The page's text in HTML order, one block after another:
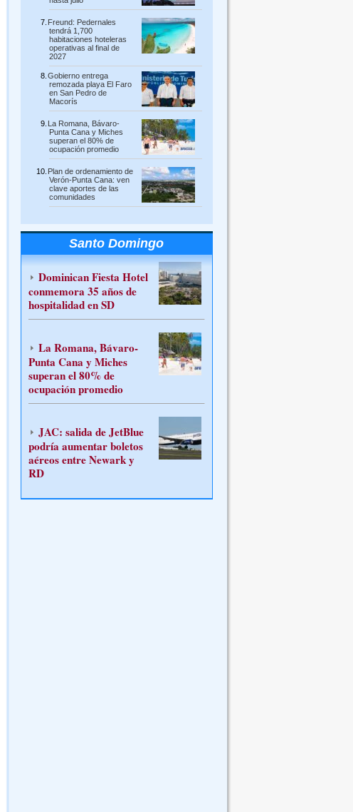
Freund: Pedernales
tendrá 1,700
habitaciones hoteleras
operativas al final de
2027
Gobierno entrega
remozada playa El Faro
en San Pedro de
Macorís
La Romana, Bávaro-
Punta Cana y Miches
superan el 80% de
ocupación promedio
Plan de ordenamiento de
Verón-Punta Cana: ven
clave aportes de las
comunidades
Santo Domingo
Dominican Fiesta Hotel
conmemora 35 años de
hospitalidad en SD
La Romana, Bávaro-
Punta Cana y Miches
superan el 80% de
ocupación promedio
JAC: salida de JetBlue
podría aumentar boletos
aéreos entre Newark y
RD